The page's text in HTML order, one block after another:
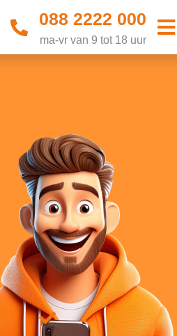
088 2222 000
ma-vr van 9 tot 18 uur